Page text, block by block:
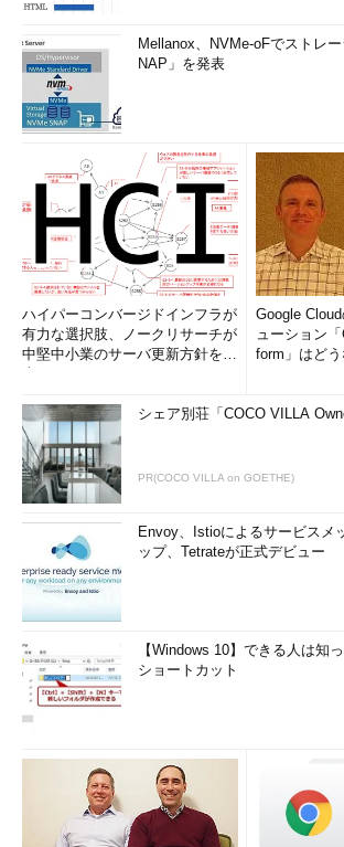
ザーインターフェイス］でメニューのアイコ
サイズなど細かな設定が行える。
［Start Menu 8の設定］ダイアログの［スタートボタン
の画面
［スタート］ボタンのデザインを変更する場合は、［
Menu 8の設定］ダイアログの［スタートボタン］の右ペ
ンで好きなアイコンを選択する。
アイコンサイズや電源ボタンの動作など、［スタート］
ューのデザインや挙動を設定できる。
（1）［一般設定］を選択する。
（2）この2つにチェックを入れておくと、Windows 10
イコン」と「小アイコン」から選択できる。
［スタート］メニューの［電源ボタン］の動作を
［ユーザー切り替え］［ログオフ］［ロック］［再起動］
［スリープ］［休止状態］［シャットダウン］から選択で
Mellanox、NVMe-oFでストレ
NAP」を発表
ハイパーコンバージドインフラが
有力な選択肢、ノークリサーチが
中堅中小業のサーバ更新方針を調
Google
ューション
form」はど
シェア別荘「COCO VILLA
PR(COCO VILLA on GOETHE)
Envoy、Istioによるサービスメ
ップ、Tetrateが正式デビュー
【Windows 10】できる人は知
ショートカット